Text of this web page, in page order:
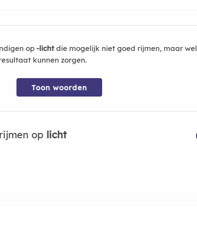
op -licht die mogelijk niet goed rijmen, maar wel
kunnen zorgen.
Toon woorden
op licht